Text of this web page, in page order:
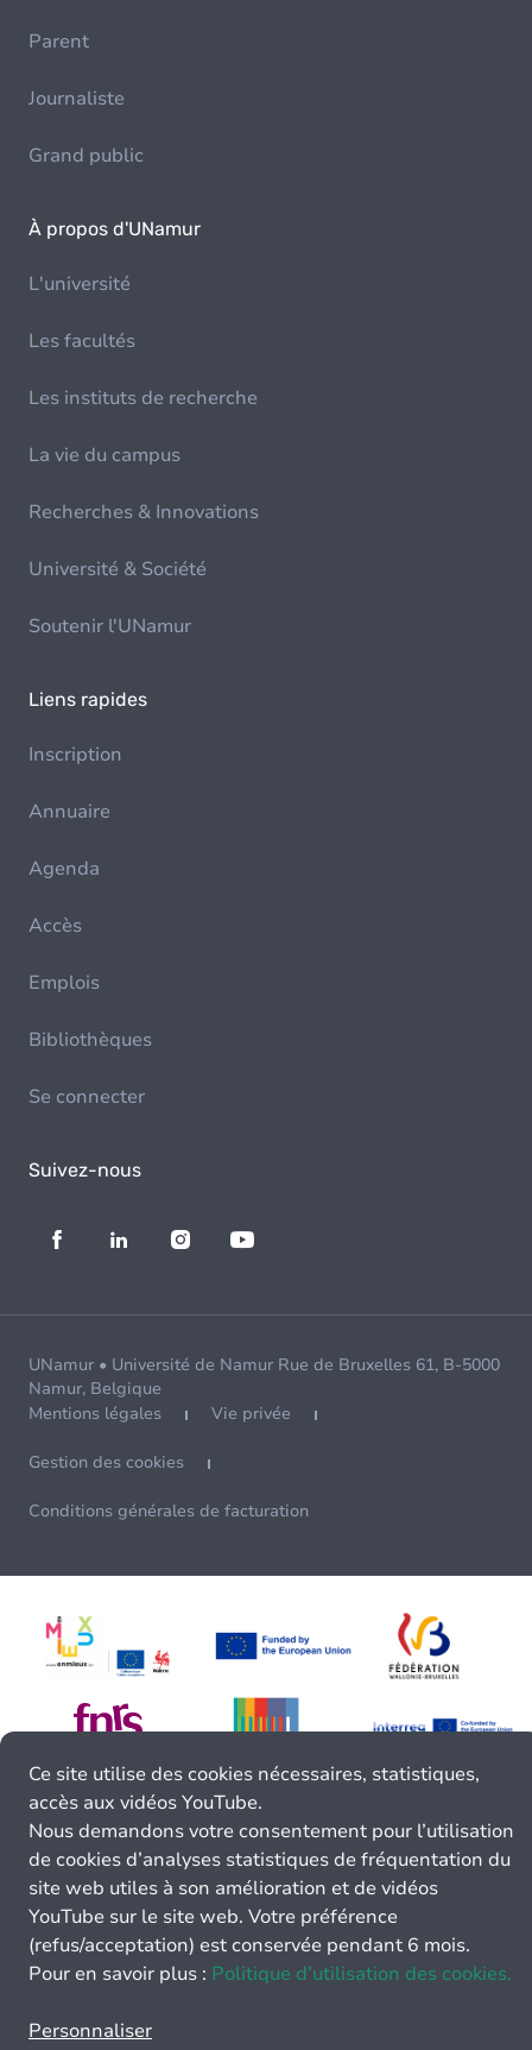
Parent
Journaliste
Grand public
À propos d'UNamur
L'université
Les facultés
Les instituts de recherche
La vie du campus
Recherches & Innovations
Université & Société
Soutenir l'UNamur
Liens rapides
Inscription
Annuaire
Agenda
Accès
Emplois
Bibliothèques
Se connecter
Suivez-nous
UNamur • Université de Namur Rue de Bruxelles 61, B-5000
Namur, Belgique
Mentions légales
Vie privée
Gestion des cookies
Conditions générales de facturation
Ce site utilise des cookies nécessaires, statistiques,
accès aux vidéos YouTube.
Nous demandons votre consentement pour l’utilisation
de cookies d’analyses statistiques de fréquentation du
site web utiles à son amélioration et de vidéos
YouTube sur le site web. Votre préférence
(refus/acceptation) est conservée pendant 6 mois.
Pour en savoir plus : Politique d’utilisation des cookies.
Personnaliser